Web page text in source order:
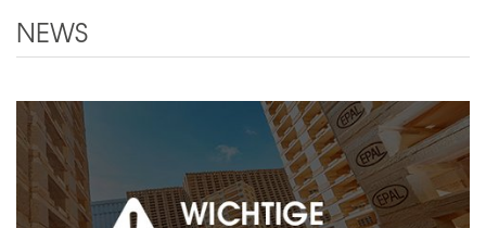
NEWS